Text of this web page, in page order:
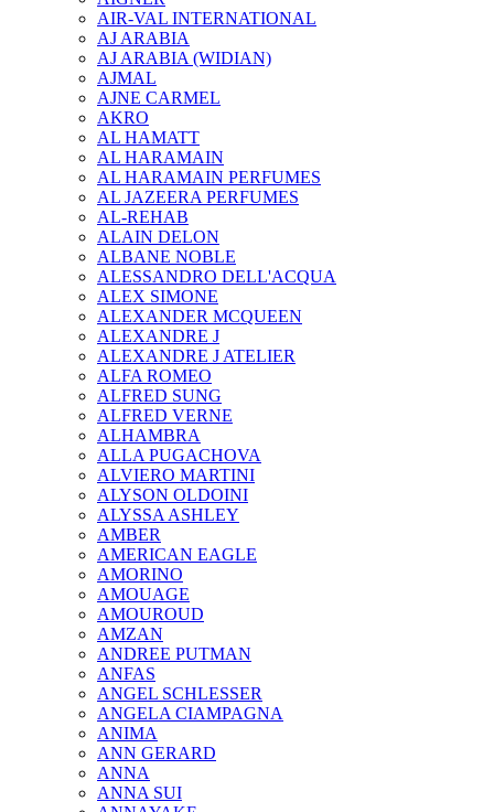
AIR-VAL INTERNATIONAL
AJ ARABIA
AJ ARABIA (WIDIAN)
AJMAL
AJNE CARMEL
AKRO
AL HAMATT
AL HARAMAIN
AL HARAMAIN PERFUMES
AL JAZEERA PERFUMES
AL-REHAB
ALAIN DELON
ALBANE NOBLE
ALESSANDRO DELL'ACQUA
ALEX SIMONE
ALEXANDER MCQUEEN
ALEXANDRE J
ALEXANDRE J ATELIER
ALFA ROMEO
ALFRED SUNG
ALFRED VERNE
ALHAMBRA
ALLA PUGACHOVA
ALVIERO MARTINI
ALYSON OLDOINI
ALYSSA ASHLEY
AMBER
AMERICAN EAGLE
AMORINO
AMOUAGE
AMOUROUD
AMZAN
ANDREE PUTMAN
ANFAS
ANGEL SCHLESSER
ANGELA CIAMPAGNA
ANIMA
ANN GERARD
ANNA
ANNA SUI